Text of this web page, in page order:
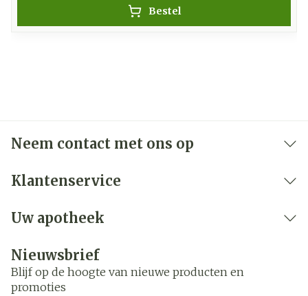
Bestel
Neem contact met ons op
Klantenservice
Uw apotheek
Nieuwsbrief
Blijf op de hoogte van nieuwe producten en
promoties